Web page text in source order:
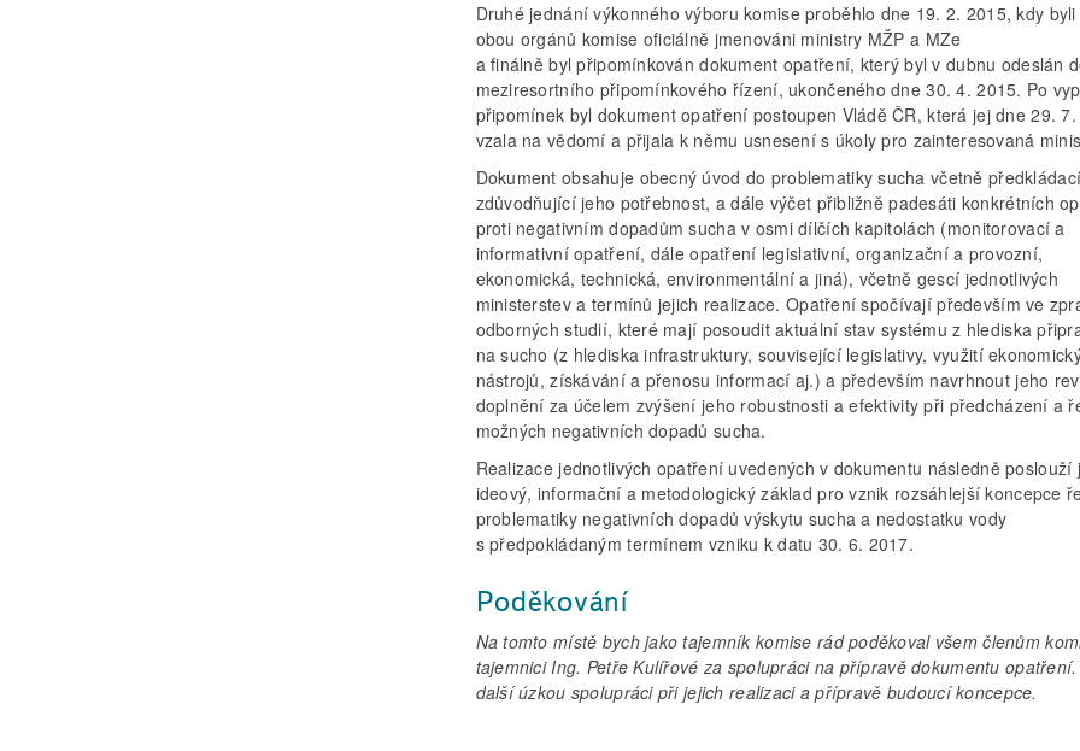
Druhé jednání výkonného výboru komise proběhlo dne 19. 2. 2015, kdy
obou orgánů komise oficiálně jmenováni ministry MŽP a MZe
a finálně byl připomínkován dokument opatření, který byl v dubnu odeslán
meziresortního připomínkového řízení, ukončeného dne 30. 4. 2015. Po
připomínek byl dokument opatření postoupen Vládě ČR, která jej dne 29.
vzala na vědomí a přijala k němu usnesení s úkoly pro zainteresovaná
Dokument obsahuje obecný úvod do problematiky sucha včetně
zdůvodňující jeho potřebnost, a dále výčet přibližně padesáti konkrétních
proti negativním dopadům sucha v osmi dílčích kapitolách (monitorovací a
informativní opatření, dále opatření legislativní, organizační a provozní,
ekonomická, technická, environmentální a jiná), včetně gescí jednotlivých
ministerstev a termínů jejich realizace. Opatření spočívají především ve
odborných studií, které mají posoudit aktuální stav systému z hlediska
na sucho (z hlediska infrastruktury, související legislativy, využití
nástrojů, získávání a přenosu informací aj.) a především navrhnout jeho
doplnění za účelem zvýšení jeho robustnosti a efektivity při předcházení a
možných negativních dopadů sucha.
Realizace jednotlivých opatření uvedených v dokumentu následně poslouží
ideový, informační a metodologický základ pro vznik rozsáhlejší koncepce
problematiky negativních dopadů výskytu sucha a nedostatku vody
s předpokládaným termínem vzniku k datu 30. 6. 2017.
Poděkování
Na tomto místě bych jako tajemník komise rád poděkoval všem členům
tajemnici Ing. Petře Kulířové za spolupráci na přípravě dokumentu
další úzkou spolupráci při jejich realizaci a přípravě budoucí koncepce.